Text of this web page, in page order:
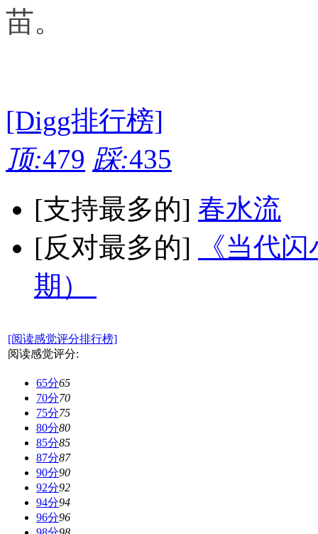
苗。
[Digg排行榜]
顶:479 踩:435
[支持最多的] 春水流
[反对最多的]
《当代
期）
[阅读感觉评分排行榜]
阅读感觉评分:
65分65
70分70
75分75
80分80
85分85
87分87
90分90
92分92
94分94
96分96